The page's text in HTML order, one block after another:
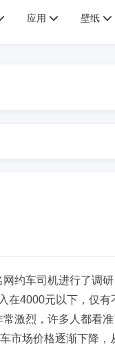
应用 壁纸
约车司机进行了调
4000元以下，仅
激烈，许多人都看
市场价格逐渐下降